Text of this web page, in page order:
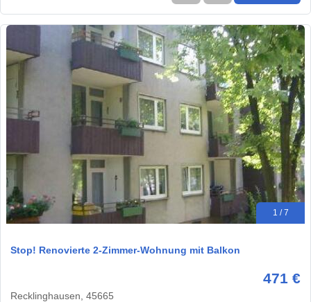
1 / 7
Stop! Renovierte 2-Zimmer-Wohnung mit Balkon
471 €
Recklinghausen, 45665